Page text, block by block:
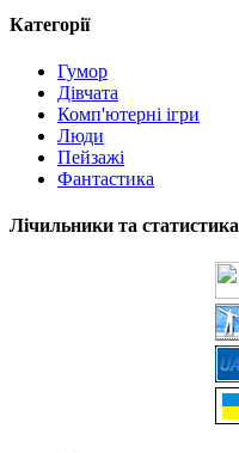
Категорії
Гумор
Дівчата
Комп'ютерні ігри
Люди
Пейзажі
Фантастика
Лічильники та статистика